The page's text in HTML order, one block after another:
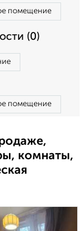
помещение
(0)
помещение
комнаты,